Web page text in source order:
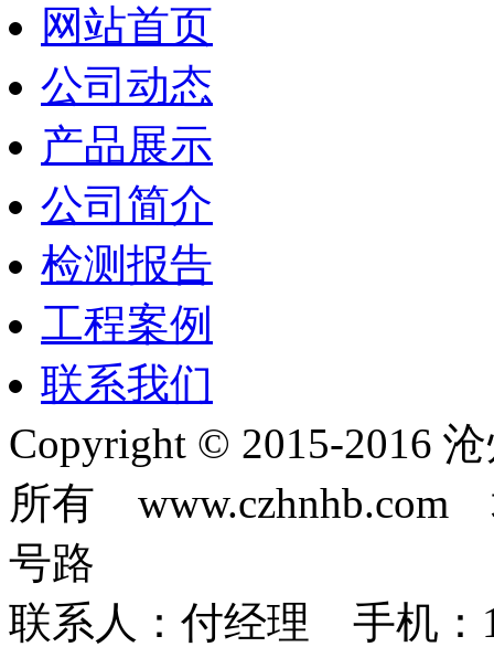
网站首页
公司动态
产品展示
公司简介
检测报告
工程案例
联系我们
Copyright © 2015-2016
所有 www.czhnhb.com
号路
联系人：付经理 手机：